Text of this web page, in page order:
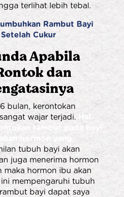
terlihat lebih tebal.
Rambut Bayi
Cukur
Apabila
dan
bulan, kerontokan
wajar terjadi. Hal
rambut pada bayi
hormon yang
tubuh bayi akan
juga menerima hormon
maka hormon ibu akan
mempengaruhi tubuh
bayi dapat saya